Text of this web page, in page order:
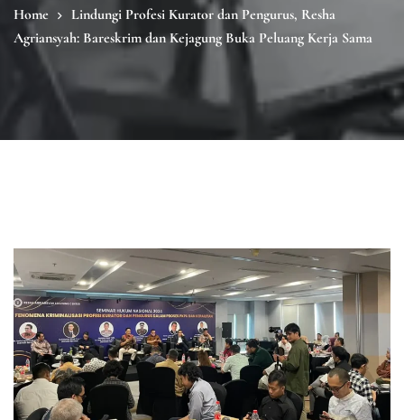
Home
Lindungi Profesi Kurator dan Pengurus, Resha
Agriansyah: Bareskrim dan Kejagung Buka Peluang Kerja Sama